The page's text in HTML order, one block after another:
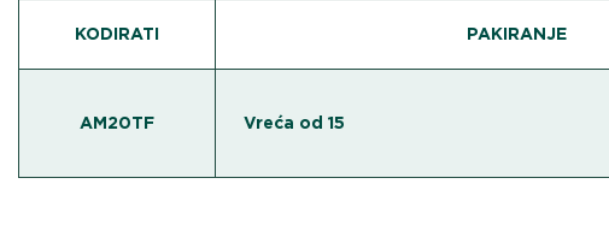
KODIRATI PAKIRANJE
AM20TF Vreća od